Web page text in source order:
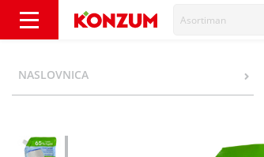
Asortiman
NASLOVNICA